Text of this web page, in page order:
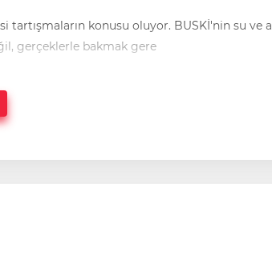
konusu oluyor. BUSKİ'nin su ve
Oysa meseleye sloganlarla değil, gerçeklerle bakmak gere